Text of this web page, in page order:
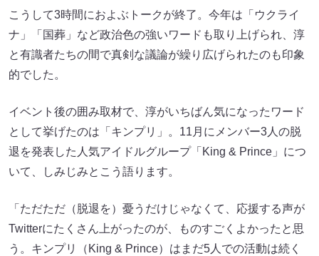
こうして3時間におよぶトークが終了。今年は「ウクライ
ナ」「国葬」など政治色の強いワードも取り上げられ、淳
と有識者たちの間で真剣な議論が繰り広げられたのも印象
的でした。
イベント後の囲み取材で、淳がいちばん気になったワード
として挙げたのは「キンプリ」。11月にメンバー3人の脱
退を発表した人気アイドルグループ「King & Prince」につ
いて、しみじみとこう語ります。
「ただただ（脱退を）憂うだけじゃなくて、応援する声が
Twitterにたくさん上がったのが、ものすごくよかったと思
う。キンプリ（King & Prince）はまだ5人での活動は続く